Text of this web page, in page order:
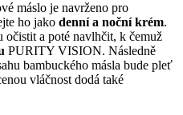
máslo je navrženo pro
ho jako denní a noční krém.
očistit a poté navlhčit, k čemuž
PURITY VISION. Následně
bambuckého másla bude pleť
vláčnost dodá také